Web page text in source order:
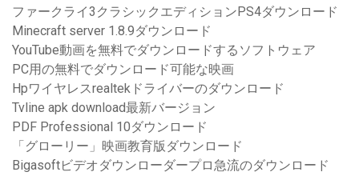
ファークライ3クラシックエディションPS4ダウンロード
Minecraft server 1.8.9ダウンロード
YouTube動画を無料でダウンロードするソフトウェア
PC用の無料でダウンロード可能な映画
Hpワイヤレスrealtekドライバーのダウンロード
Tvline apk download最新バージョン
PDF Professional 10ダウンロード
「グローリー」映画教育版ダウンロード
Bigasoftビデオダウンローダープロ急流のダウンロード